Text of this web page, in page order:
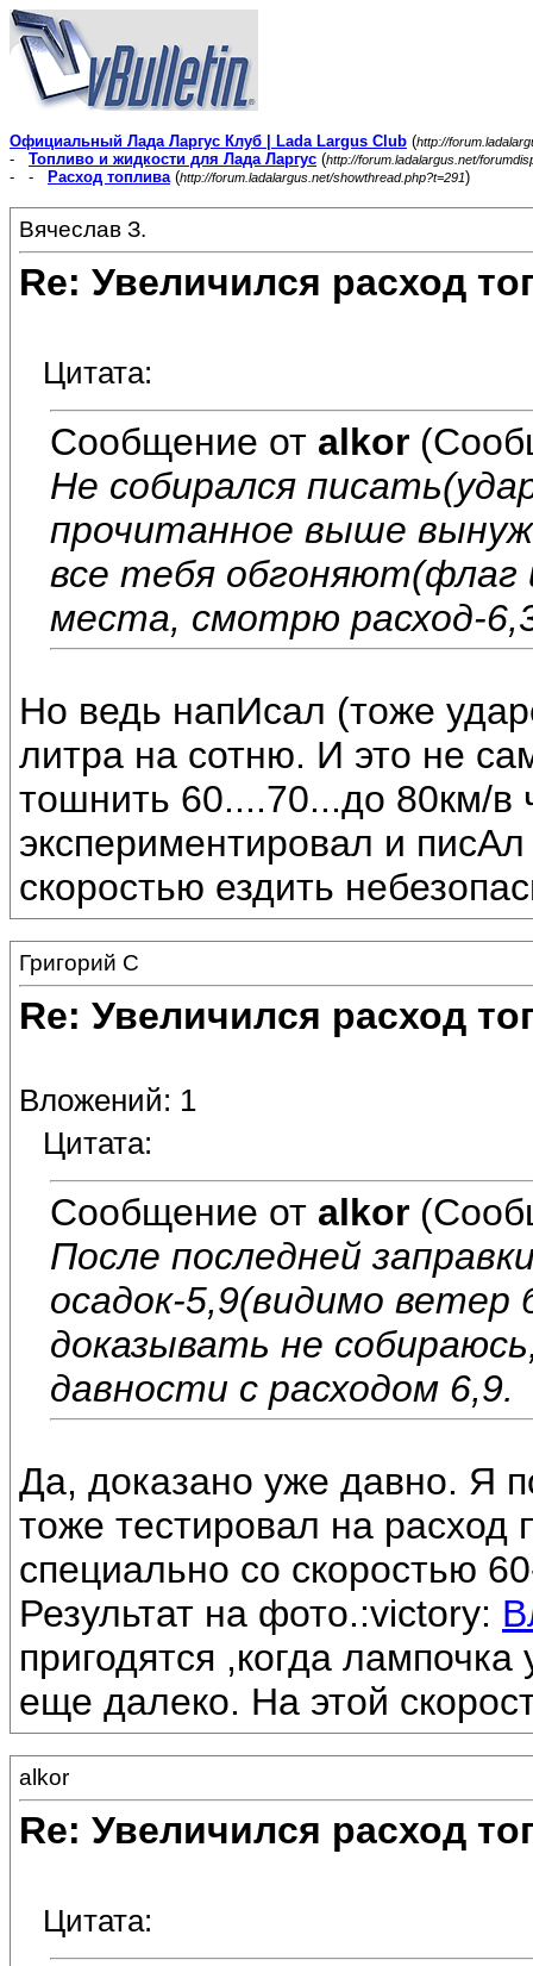
Официальный Лада Ларгус Клуб | Lada Largus Club (http://
- Топливо и жидкости для Лада Ларгус (http://forum.ladalargus.net/
- - Расход топлива(http://forum.ladalargus.net/showthread.php?t=291)
Вячеслав З.
Re: Увеличился расход
Цитата:
Сообщение от alkor
Не собирался
прочитанное выше
все тебя обгоняют(флаг
места, смотрю расход-
Но ведь напИсал (тоже
литра на сотню. И это не
тошнить 60....70...до 80км/
экспериментировал и
скоростью ездить
Григорий С
Re: Увеличился расход
Вложений: 1
Цитата:
Сообщение от alkor
После последней
осадок-5,9(видимо
доказывать не
давности с расходом 6,9.
Да, доказано уже давно. Я
тоже тестировал на расход
специально со скоростью
Результат на фото.:victory:
пригодятся ,когда
еще далеко. На этой
alkor
Re: Увеличился расход
Цитата: